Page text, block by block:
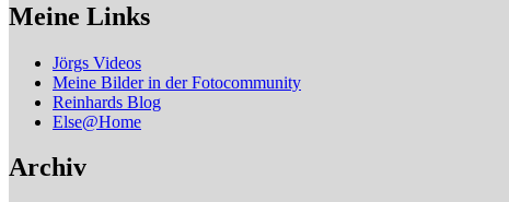
Meine Links
Jörgs Videos
Meine Bilder in der Fotocommunity
Reinhards Blog
Else@Home
Archiv